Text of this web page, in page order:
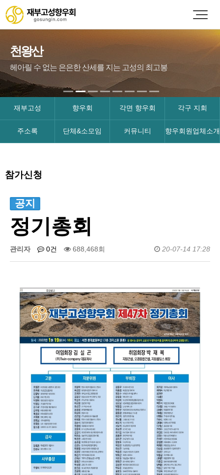
천왕산
헤아릴 수 없는 은은한 산세를 지는 고성의 최고봉
재부고성 향우회 각면 향우회 각구 지회
주소록 단체&소모임 커뮤니티 향우회원업체소개
참가신청
공지
정기총회
관리자 0건 688,468회 20-07-14 17:28